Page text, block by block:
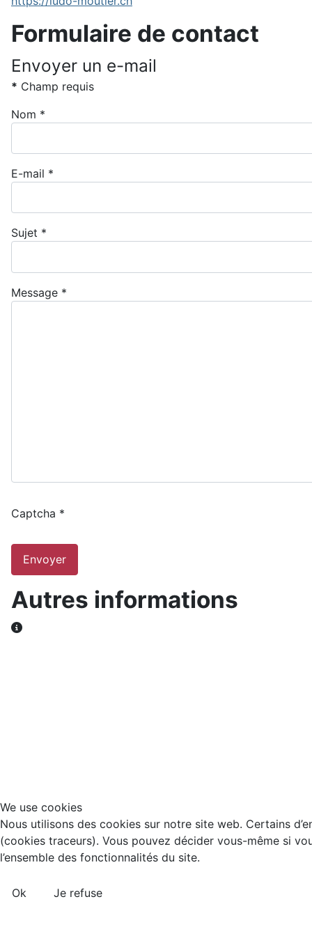
Formulaire de contact
Envoyer un e-mail
* Champ requis
Nom *
E-mail *
Sujet *
Message *
Captcha *
Envoyer
Autres informations
Autres informations
We use cookies
Nous utilisons des cookies sur notre site web. Certains
(cookies traceurs). Vous pouvez décider vous-même si
l’ensemble des fonctionnalités du site.
Ok Je refuse